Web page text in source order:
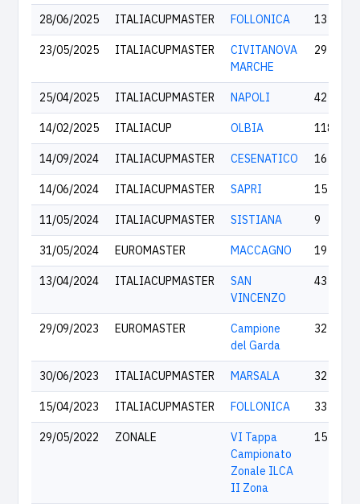
28/06/2025 ITALIACUPMASTER FOLLONICA 13
23/05/2025 ITALIACUPMASTER
CIVITANOVA
MARCHE
29
25/04/2025 ITALIACUPMASTER NAPOLI 42
14/02/2025 ITALIACUP OLBIA 118
14/09/2024 ITALIACUPMASTER CESENATICO 16
14/06/2024 ITALIACUPMASTER SAPRI 15
11/05/2024 ITALIACUPMASTER SISTIANA 9
31/05/2024 EUROMASTER MACCAGNO 19
13/04/2024 ITALIACUPMASTER
SAN
VINCENZO
43
29/09/2023 EUROMASTER
Campione
del Garda
32
30/06/2023 ITALIACUPMASTER MARSALA 32
15/04/2023 ITALIACUPMASTER FOLLONICA 33
29/05/2022 ZONALE
VI Tappa
Campionato
Zonale ILCA
II Zona
15